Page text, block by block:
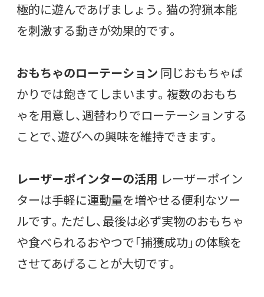
極的に遊んであげましょう。猫の狩猟本能
を刺激する動きが効果的です。
おもちゃのローテーション 同じおもちゃば
かりでは飽きてしまいます。複数のおもち
ゃを用意し、週替わりでローテーションする
ことで、遊びへの興味を維持できます。
レーザーポインターの活用 レーザーポイン
ターは手軽に運動量を増やせる便利なツー
ルです。ただし、最後は必ず実物のおもちゃ
や食べられるおやつで「捕獲成功」の体験を
させてあげることが大切です。